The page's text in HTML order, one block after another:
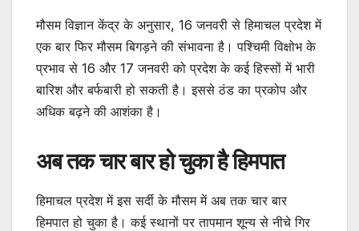
मौसम विज्ञान केंद्र के अनुसार, 16 जनवरी से हिमाचल प्रदेश में
एक बार फिर मौसम बिगड़ने की संभावना है। पश्चिमी विक्षोभ के
प्रभाव से 16 और 17 जनवरी को प्रदेश के कई हिस्सों में भारी
बारिश और बर्फबारी हो सकती है। इससे ठंड का प्रकोप और
अधिक बढ़ने की आशंका है।
अब तक चार बार हो चुका है हिमपात
हिमाचल प्रदेश में इस सर्दी के मौसम में अब तक चार बार
हिमपात हो चुका है। कई स्थानों पर तापमान शून्य से नीचे गिर